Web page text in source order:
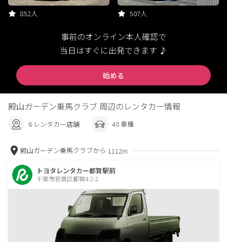
852人 507人
事前のオンライン本人確認で
当日はすぐに出発できます ♪
始める
殿山ガーデン乗馬クラブ 周辺のレンタカー情報
6 レンタカー店舗 40 車種
殿山ガーデン乗馬クラブから 1112m
トヨタレンタカー都賀駅前
千葉市若葉区都賀4-2-2